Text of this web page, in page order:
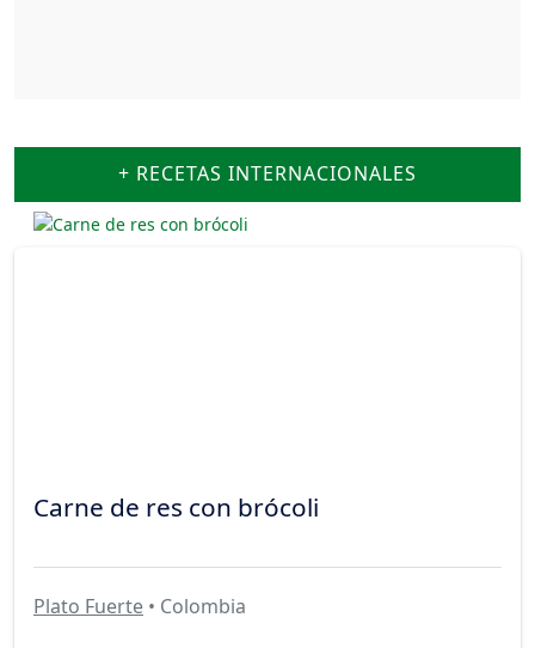
+ RECETAS INTERNACIONALES
Carne de res con brócoli
Plato Fuerte • Colombia